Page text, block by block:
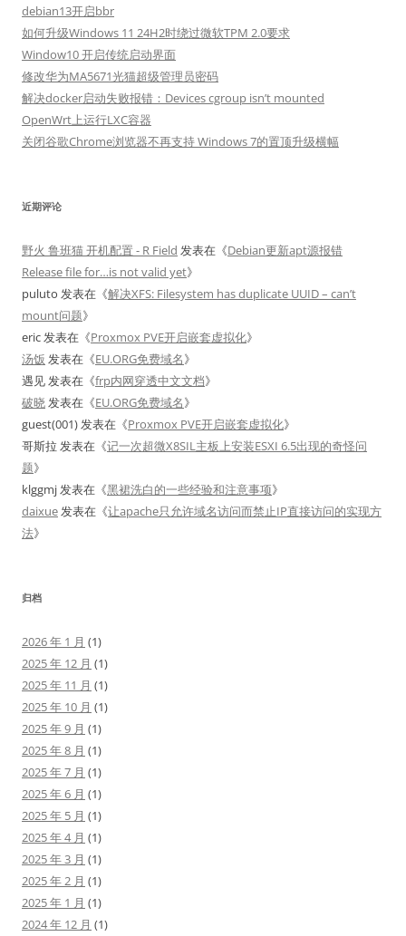
debian13开启bbr
如何升级Windows 11 24H2时绕过微软TPM 2.0要求
Window10 开启传统启动界面
修改华为MA5671光猫超级管理员密码
解决docker启动失败报错：Devices cgroup isn’t mounted
OpenWrt上运行LXC容器
关闭谷歌Chrome浏览器不再支持 Windows 7的置顶升级横幅
近期评论
野火 鲁班猫 开机配置 - R Field 发表在《Debian更新apt源报错
Release file for…is not valid yet》
puluto 发表在《解决XFS: Filesystem has duplicate UUID – can’t
mount问题》
eric发表在《Proxmox PVE开启嵌套虚拟化》
汤饭 发表在《EU.ORG免费域名》
遇见发表在《frp内网穿透中文文档》
破晓发表在《EU.ORG免费域名》
guest(001)发表在《Proxmox PVE开启嵌套虚拟化》
哥斯拉 发表在《记一次超微X8SIL主板上安装ESXI 6.5出现的奇怪问
题》
klggmj发表在《黑裙洗白的一些经验和注意事项》
daixue发表在《让apache只允许域名访问而禁止IP直接访问的实现方
法》
归档
2026 年 1 月 (1)
2025 年 12 月 (1)
2025 年 11 月 (1)
2025 年 10 月 (1)
2025 年 9 月 (1)
2025 年 8 月 (1)
2025 年 7 月 (1)
2025 年 6 月 (1)
2025 年 5 月 (1)
2025 年 4 月 (1)
2025 年 3 月 (1)
2025 年 2 月 (1)
2025 年 1 月 (1)
2024 年 12 月 (1)